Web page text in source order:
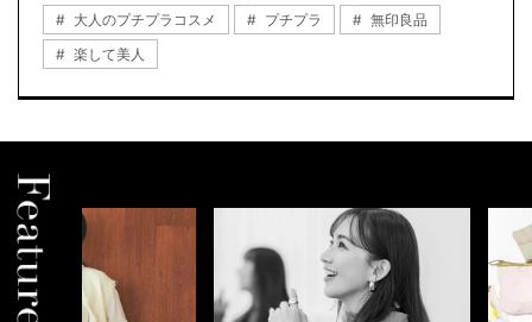
大人のプチプラコスメ
プチプラ
無印良品
楽して美人